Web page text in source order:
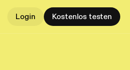
Login Kostenlos testen